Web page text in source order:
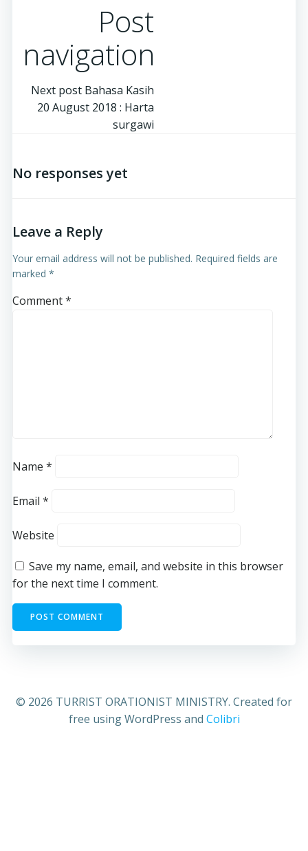
Post
navigation
Next post Bahasa Kasih
20 August 2018 : Harta
surgawi
No responses yet
Leave a Reply
Your email address will not be published. Required fields are
marked *
Comment*
Name *
Email *
Website
Save my name, email, and website in this browser
for the next time I comment.
© 2026 TURRIST ORATIONIST MINISTRY. Created for
free using WordPress and Colibri